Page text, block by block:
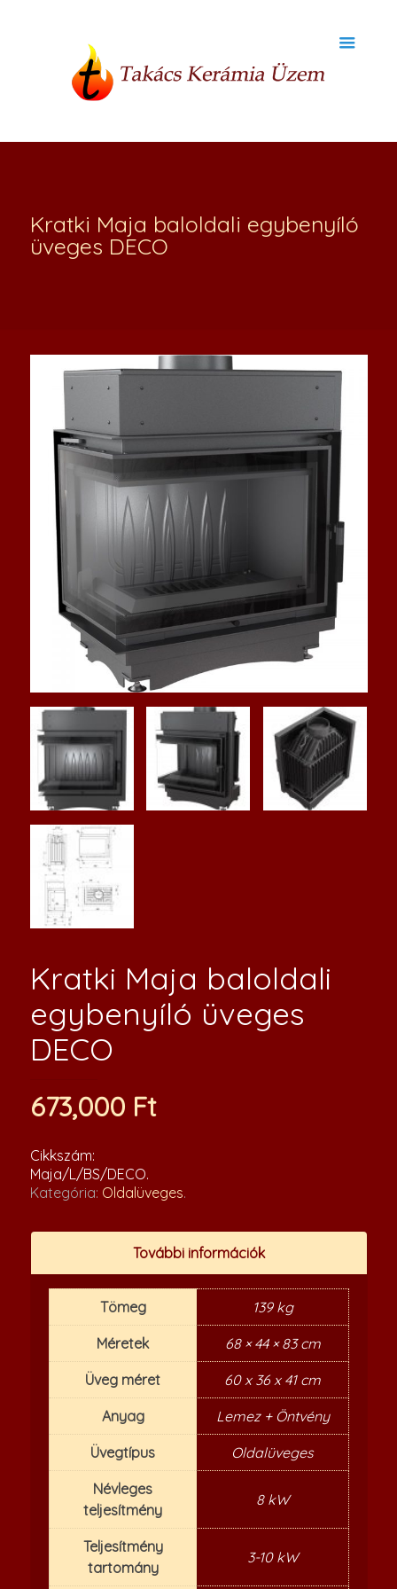
Kratki Maja baloldali egybenyíló
üveges DECO
Kratki Maja baloldali
egybenyíló üveges
DECO
673,000 Ft
Cikkszám:
Maja/L/BS/DECO.
Kategória: Oldalüveges.
További információk
Tömeg 139 kg
Méretek 68 × 44 × 83 cm
Üveg méret 60 x 36 x 41 cm
Anyag Lemez + Öntvény
Üvegtípus Oldalüveges
Névleges
teljesítmény
8 kW
Teljesítmény
tartomány
3-10 kW